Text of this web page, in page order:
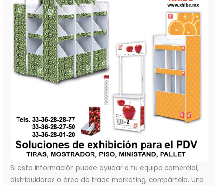
Si esta información puede ayudar a tu equipo comercial,
distribuidores o área de trade marketing, compártela. Una